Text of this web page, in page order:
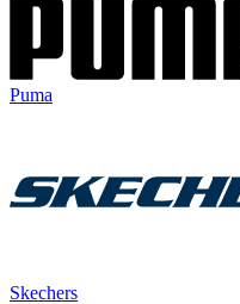
Puma
Skechers